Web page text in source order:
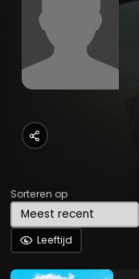
Sorteren op
Leeftijd